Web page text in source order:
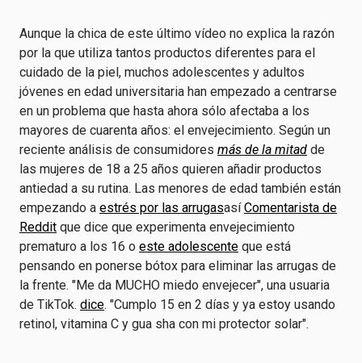
Aunque la chica de este último vídeo no explica la razón
por la que utiliza tantos productos diferentes para el
cuidado de la piel, muchos adolescentes y adultos
jóvenes en edad universitaria han empezado a centrarse
en un problema que hasta ahora sólo afectaba a los
mayores de cuarenta años: el envejecimiento. Según un
reciente análisis de consumidores más de la mitad de
las mujeres de 18 a 25 años quieren añadir productos
antiedad a su rutina. Las menores de edad también están
empezando a estrés por las arrugasasíComentarista de
Reddit que dice que experimenta envejecimiento
prematuro a los 16 o este adolescente que está
pensando en ponerse bótox para eliminar las arrugas de
la frente. "Me da MUCHO miedo envejecer", una usuaria
de TikTok. dice. "Cumplo 15 en 2 días y ya estoy usando
retinol, vitamina C y gua sha con mi protector solar".